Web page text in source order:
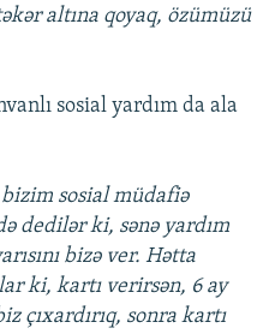
altına qoyaq, özümüzü
sosial yardım da ala
sosial müdafiə
dedilər ki, sənə yardım
bizə ver. Hətta
ki, kartı verirsən, 6 ay
çıxardırıq, sonra kartı